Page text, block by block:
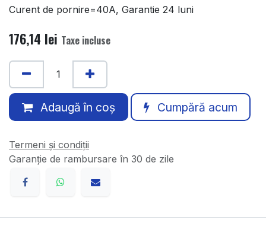
Curent de pornire=40A, Garantie 24 luni
176,14 lei Taxe incluse
Adaugă în coș Cumpără acum
Termeni și condiții
Garanție de rambursare în 30 de zile